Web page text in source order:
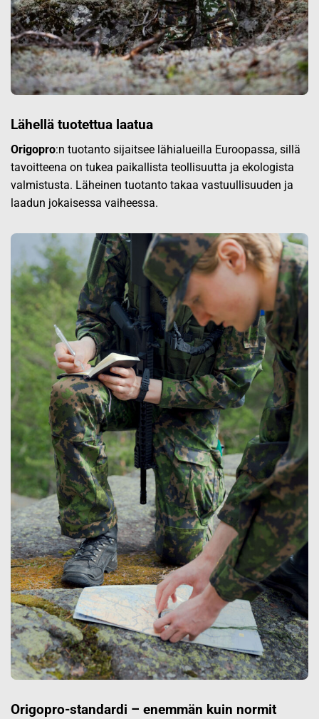
Lähellä tuotettua laatua
Origopro:n tuotanto sijaitsee lähialueilla Euroopassa, sillä
tavoitteena on tukea paikallista teollisuutta ja ekologista
valmistusta. Läheinen tuotanto takaa vastuullisuuden ja
laadun jokaisessa vaiheessa.
Origopro-standardi – enemmän kuin normit